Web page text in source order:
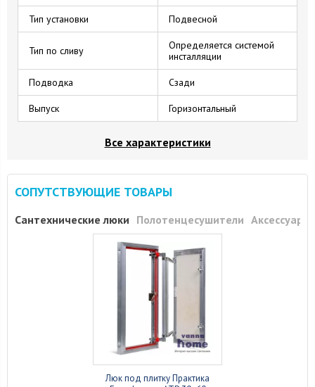
Тип установки Подвесной
Тип по сливу
Определяется системой
инсталляции
Подводка Сзади
Выпуск Горизонтальный
Все характеристики
СОПУТСТВУЮЩИЕ ТОВАРЫ
Сантехнические люки Полотенцесушители Аксессуары
Люк под плитку Практика